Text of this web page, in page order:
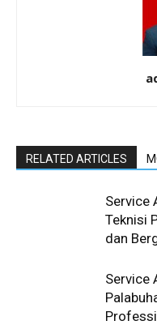
RELATED ARTICLES
Service
Teknisi
dan
Service